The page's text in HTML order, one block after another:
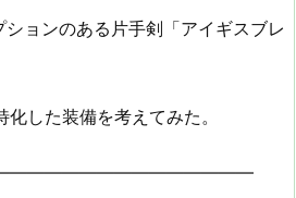
ョンのある片手剣「アイギスブレ
した装備を考えてみた。